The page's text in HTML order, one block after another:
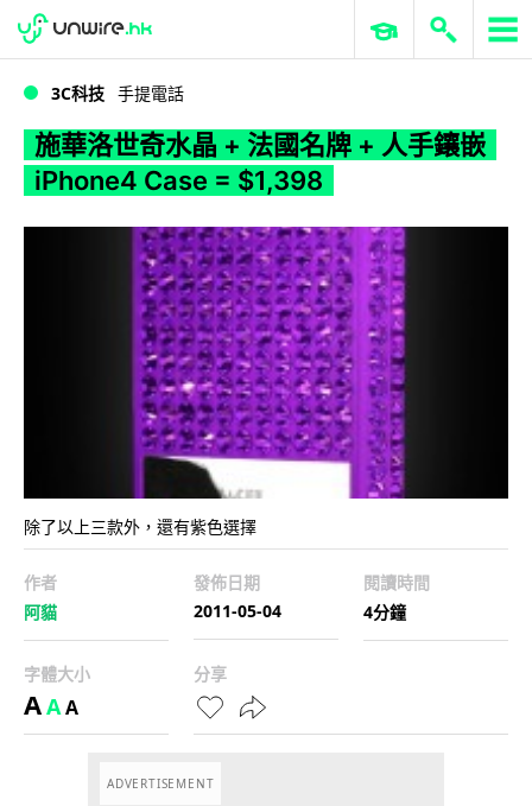
WWDC 2026 ERP 與商業 AI
3C科技 手提電話
施華洛世奇水晶 + 法國名牌 + 人手鑲嵌
iPhone4 Case = $1,398
除了以上三款外，還有紫色選擇
作者
阿貓
發佈日期
2011-05-04
閱讀時間
4分鐘
字體大小
AAA
分享
ADVERTISEMENT